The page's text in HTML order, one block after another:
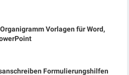
Vorlagen für Word,
Formulierungshilfen